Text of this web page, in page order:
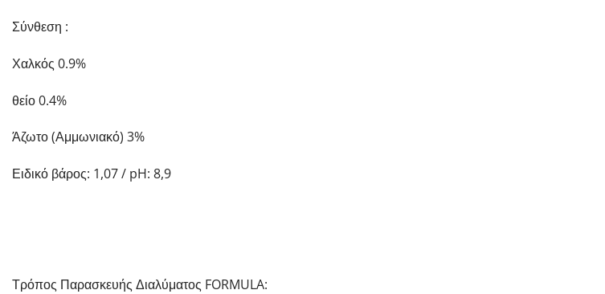
Σύνθεση :
Χαλκός 0.9%
θείο 0.4%
Άζωτο (Αμμωνιακό) 3%
Ειδικό βάρος: 1,07 / pH: 8,9
Τρόπος Παρασκευής Διαλύματος FORMULA: